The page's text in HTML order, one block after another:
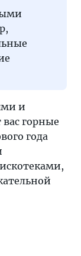
и
горные
года